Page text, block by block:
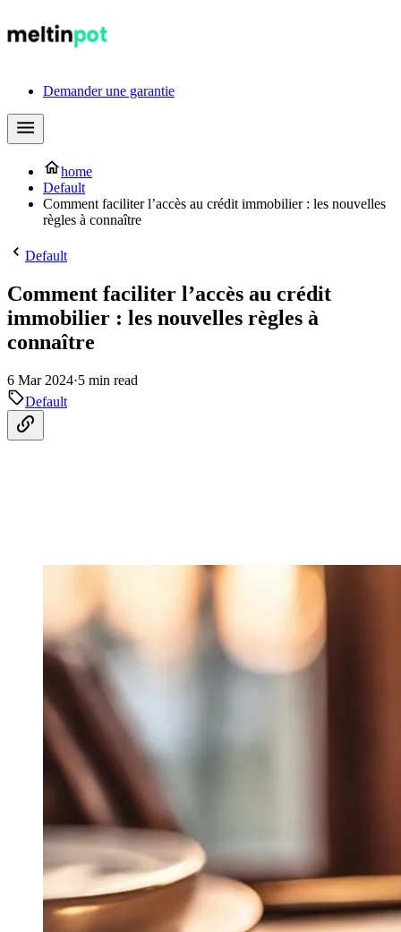
Demander une garantie
home
Default
Comment faciliter l’accès au crédit immobilier : les nouvelles
règles à connaître
Default
Comment faciliter l’accès au crédit
immobilier : les nouvelles règles à
connaître
6 Mar 2024·5 min read
Default